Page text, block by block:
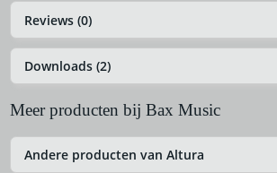
Reviews (0)
Downloads (2)
Meer producten bij Bax Music
Andere producten van Altura